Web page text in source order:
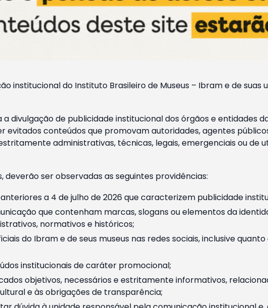
institucional do Instituto Brasileiro de Museus – Ibram e de
divulgação de publicidade institucional dos órgãos e entidades
evitados conteúdos que promovam autoridades, agentes
administrativas, técnicas, legais, emergenciais ou de
deverão ser observadas as seguintes providências:
a 4 de julho de 2026 que caracterizem publicidade
que contenham marcas, slogans ou elementos da
normativos e históricos;
do Ibram e de seus museus nas redes sociais, inclusive
institucionais de caráter promocional;
objetivos, necessários e estritamente informativos,
e às obrigações de transparência;